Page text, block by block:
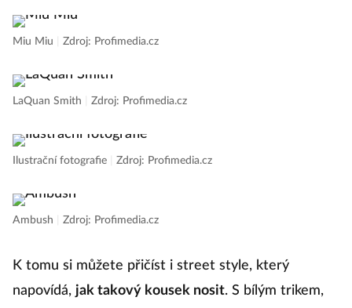
Miu Miu Zdroj: Profimedia.cz
LaQuan Smith Zdroj: Profimedia.cz
Ilustrační fotografie Zdroj: Profimedia.cz
Ambush Zdroj: Profimedia.cz
K tomu si můžete přičíst i street style, který
napovídá, jak takový kousek nosit. S bílým trikem,